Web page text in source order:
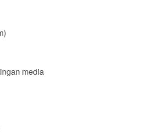
media